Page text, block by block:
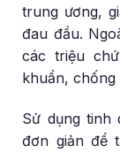
trung ương,
đau đầu.
các triệu
khuẩn, chống
Sử dụng tinh
đơn giản để